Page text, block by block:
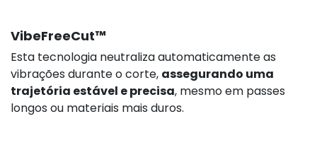
VibeFreeCut™
Esta tecnologia neutraliza automaticamente as
vibrações durante o corte, assegurando uma
trajetória estável e precisa, mesmo em passes
longos ou materiais mais duros.